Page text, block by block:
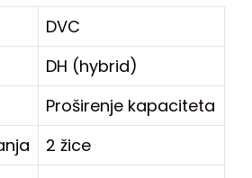
DVC
DH (hybrid)
Proširenje kapaciteta
2 žice